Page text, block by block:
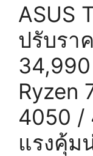
ASUS
ปรับรา
Ryzen
4050 /
แรงคุ้ม